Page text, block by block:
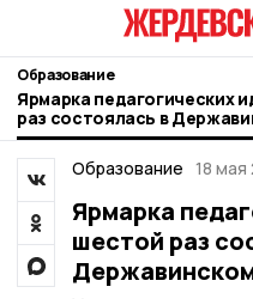
Образование
Ярмарка педагогических
раз состоялась в
университете
Образование 18 мая
Ярмарка
шестой раз